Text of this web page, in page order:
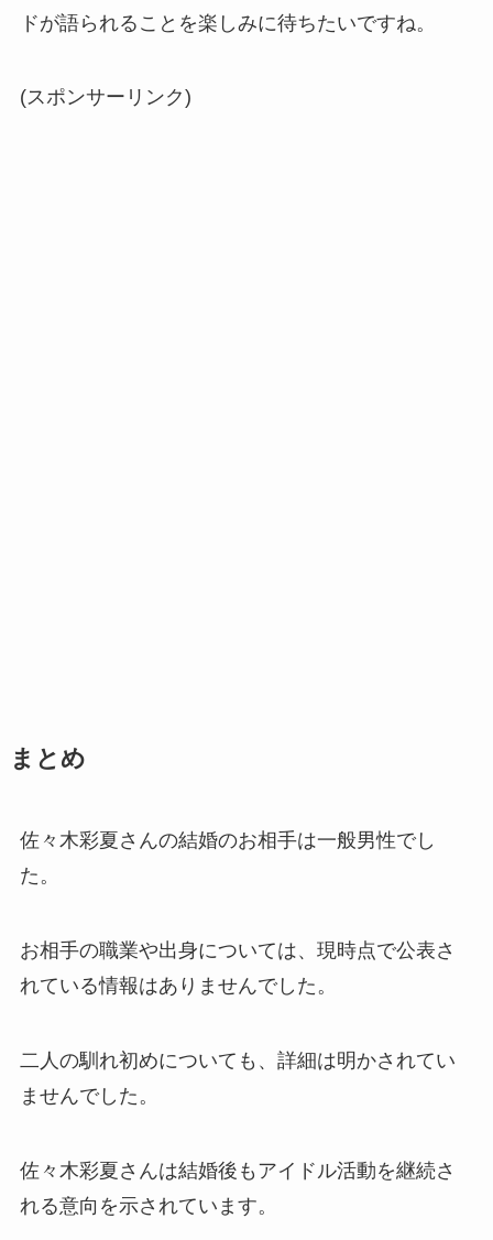
ドが語られることを楽しみに待ちたいですね。
(スポンサーリンク)
まとめ
佐々木彩夏さんの結婚のお相手は一般男性でし
た。
お相手の職業や出身については、現時点で公表さ
れている情報はありませんでした。
二人の馴れ初めについても、詳細は明かされてい
ませんでした。
佐々木彩夏さんは結婚後もアイドル活動を継続さ
れる意向を示されています。